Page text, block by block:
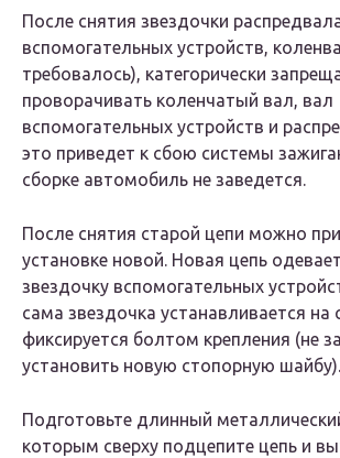
После снятия звездочки
вспомогательных устройств,
требовалось), категорически
проворачивать коленчатый вал, вал
вспомогательных устройств и
это приведет к сбою системы
сборке автомобиль не заведется.
После снятия старой цепи можно
установке новой. Новая цепь
звездочку вспомогательных
сама звездочка устанавливается на
фиксируется болтом крепления (не
установить новую стопорную шайбу).
Подготовьте длинный
которым сверху подцепите цепь и